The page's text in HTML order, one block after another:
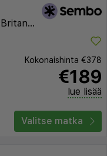
Kokonaishinta €378
€189
lue lisää
Valitse matka